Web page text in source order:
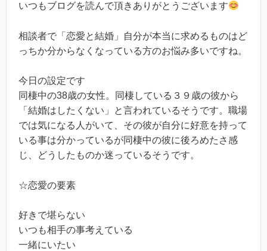
いつもブログを読んで頂きありがとうございます
相談者で「恋愛と結婚」自分が本当に求めるものはど
っちか分からなくなっている方のお悩み多いですね。
今日の設定です
同棲中の38歳の女性。同棲している３９歳の彼から
「結婚はしたくない」と言われているそうです。職場
では気になる人がいて、その彼が自分に好意を持って
いる事は分かっているが同棲中の彼に後ろめたさ感
じ、どうしたものか迷っているそうです。
☆恋愛の要素
好きで堪らない
いつも相手の事考えている
一緒にいたい